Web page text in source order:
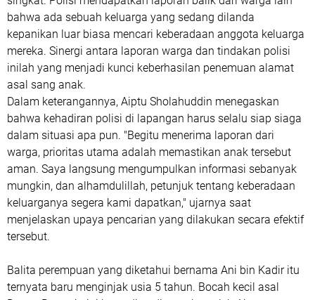
bahwa ada sebuah keluarga yang sedang dilanda
kepanikan luar biasa mencari keberadaan anggota keluarga
mereka. Sinergi antara laporan warga dan tindakan polisi
inilah yang menjadi kunci keberhasilan penemuan alamat
asal sang anak.
Dalam keterangannya, Aiptu Sholahuddin menegaskan
bahwa kehadiran polisi di lapangan harus selalu siap siaga
dalam situasi apa pun. "Begitu menerima laporan dari
warga, prioritas utama adalah memastikan anak tersebut
aman. Saya langsung mengumpulkan informasi sebanyak
mungkin, dan alhamdulillah, petunjuk tentang keberadaan
keluarganya segera kami dapatkan," ujarnya saat
menjelaskan upaya pencarian yang dilakukan secara efektif
tersebut.
Balita perempuan yang diketahui bernama Ani bin Kadir itu
ternyata baru menginjak usia 5 tahun. Bocah kecil asal